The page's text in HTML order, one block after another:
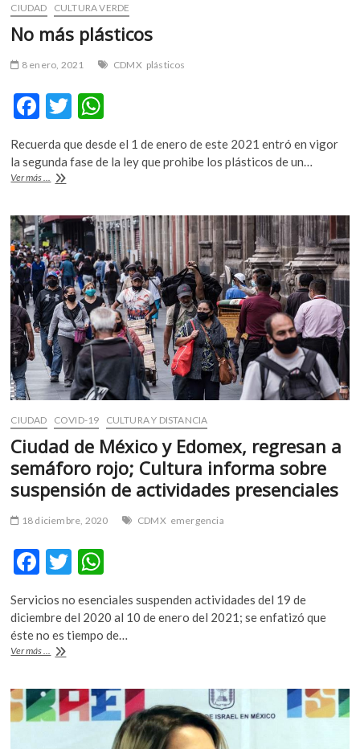
CIUDAD CULTURA VERDE
No más plásticos
8 enero, 2021 CDMX plásticos
F
ac
e
b
o
o
k
T
w
itt
h
at
A
p
p
Recuerda que desde el 1 de enero de este 2021 entró en vigor
la segunda fase de la ley que prohibe los plásticos de un…
Ver más ...
No
CIUDAD COVID-19 CULTURA Y DISTANCIA
Ciudad de México y Edomex, regresan a
semáforo rojo; Cultura informa sobre
suspensión de actividades presenciales
18 diciembre, 2020 CDMX emergencia
F
ac
e
b
o
o
k
T
itt
er
h
at
s
p
p
Servicios no esenciales suspenden actividades del 19 de
diciembre del 2020 al 10 de enero del 2021; se enfatizó que
éste no es tiempo de…
Ver más ... Ciudad
y
Edomex,
regresan